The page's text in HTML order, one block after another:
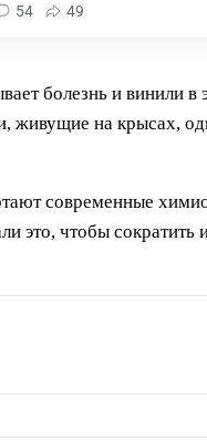
54 49
болезнь и винили в
живущие на крысах,
современные
это, чтобы сократить